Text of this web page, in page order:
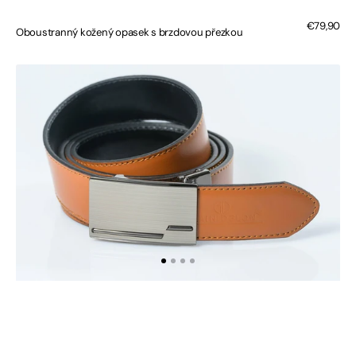
Oboustranný kožený opasek s brzdovou přezkou
Regular
€79,90
brzdovou
přezkou